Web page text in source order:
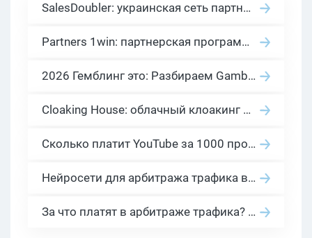
SalesDoubler: украинская сеть партнерских программ с оплатой за действие
Partners 1win: партнерская программа казино в нише гемблинг арбитраж
2026 Гемблинг это: Разбираем Gambling вертикаль, и все что связано с гемблинг и беттинг офферами
Cloaking House: облачный клоакинг для фильтрации ботов FB и Google Ads — гайд PHP-интеграции 2026
Сколько платит YouTube за 1000 просмотров в 2026: реальные цифры от 0.5 до 36 USD по ГЕО
Нейросети для арбитража трафика в 2026: инструменты, кейсы и AI-медиабайеры
За что платят в арбитраже трафика? 30 моделей оплаты в бурж и СНГ партнерках